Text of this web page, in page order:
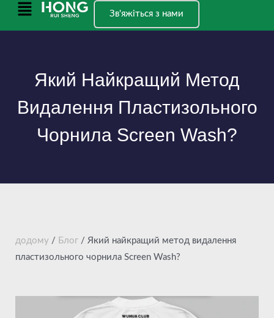
ПерейтиГоловне
Зв'яжіться з нами
Який Найкращий Метод
Видалення Пластизольного
Чорнила Screen Wash?
додому / Блог / Який найкращий метод видалення
пластизольного чорнила Screen Wash?